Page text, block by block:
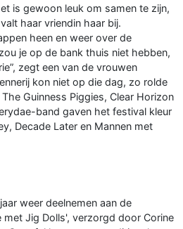
is gewoon leuk om samen te zijn,
haar vriendin haar bij.
heen en weer over de
je op de bank thuis niet hebben,
zegt een van de vrouwen
kon niet op die dag, zo rolde
Guinness Piggies, Clear Horizon
band gaven het festival kleur
Decade Later en Mannen met
weer deelnemen aan de
Jig Dolls', verzorgd door Corine